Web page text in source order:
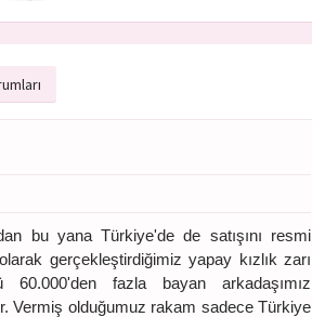
bu yana Türkiye'de de satışını resmi
gerçekleştirdiğimiz yapay kızlık zarı
60.000'den fazla bayan arkadaşımız
Vermiş olduğumuz rakam sadece Türkiye